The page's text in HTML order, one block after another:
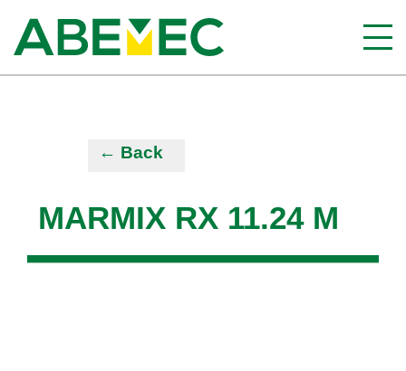
← Back
MARMIX RX 11.24 M